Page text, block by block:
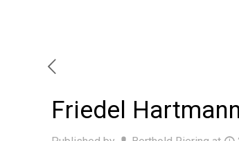
Friedel